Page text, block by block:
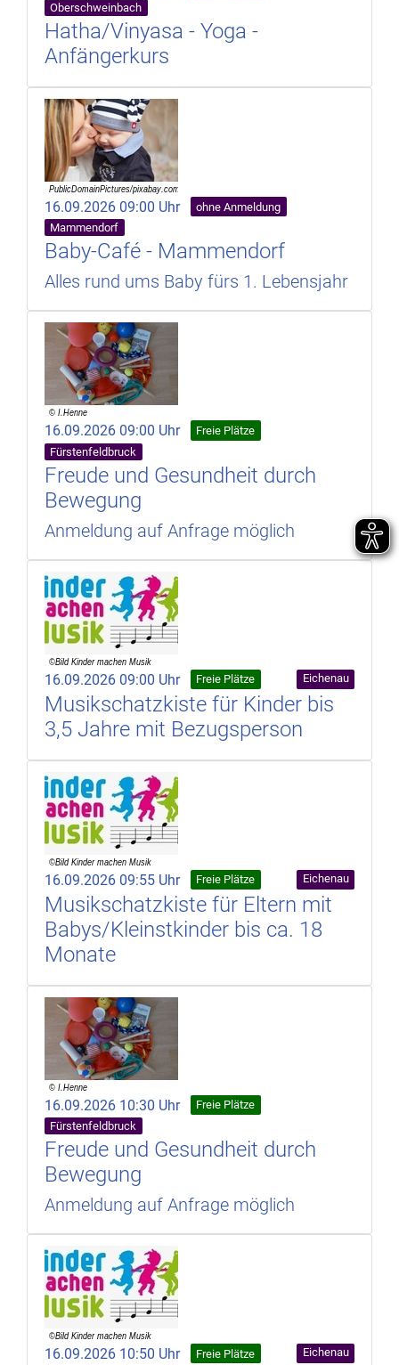
Oberschweinbach
Hatha/Vinyasa - Yoga -
Anfängerkurs
16.09.2026 09:00 Uhr
ohne Anmeldung
Mammendorf
Baby-Café - Mammendorf
Alles rund ums Baby fürs 1. Lebensjahr
16.09.2026 09:00 Uhr
Freie Plätze
Fürstenfeldbruck
Freude und Gesundheit durch
Bewegung
Anmeldung auf Anfrage möglich
16.09.2026 09:00 Uhr Freie Plätze Eichenau
Musikschatzkiste für Kinder bis
3,5 Jahre mit Bezugsperson
16.09.2026 09:55 Uhr Freie Plätze Eichenau
Musikschatzkiste für Eltern mit
Babys/Kleinstkinder bis ca. 18
Monate
16.09.2026 10:30 Uhr
Freie Plätze
Fürstenfeldbruck
Freude und Gesundheit durch
Bewegung
Anmeldung auf Anfrage möglich
16.09.2026 10:50 Uhr Freie Plätze Eichenau